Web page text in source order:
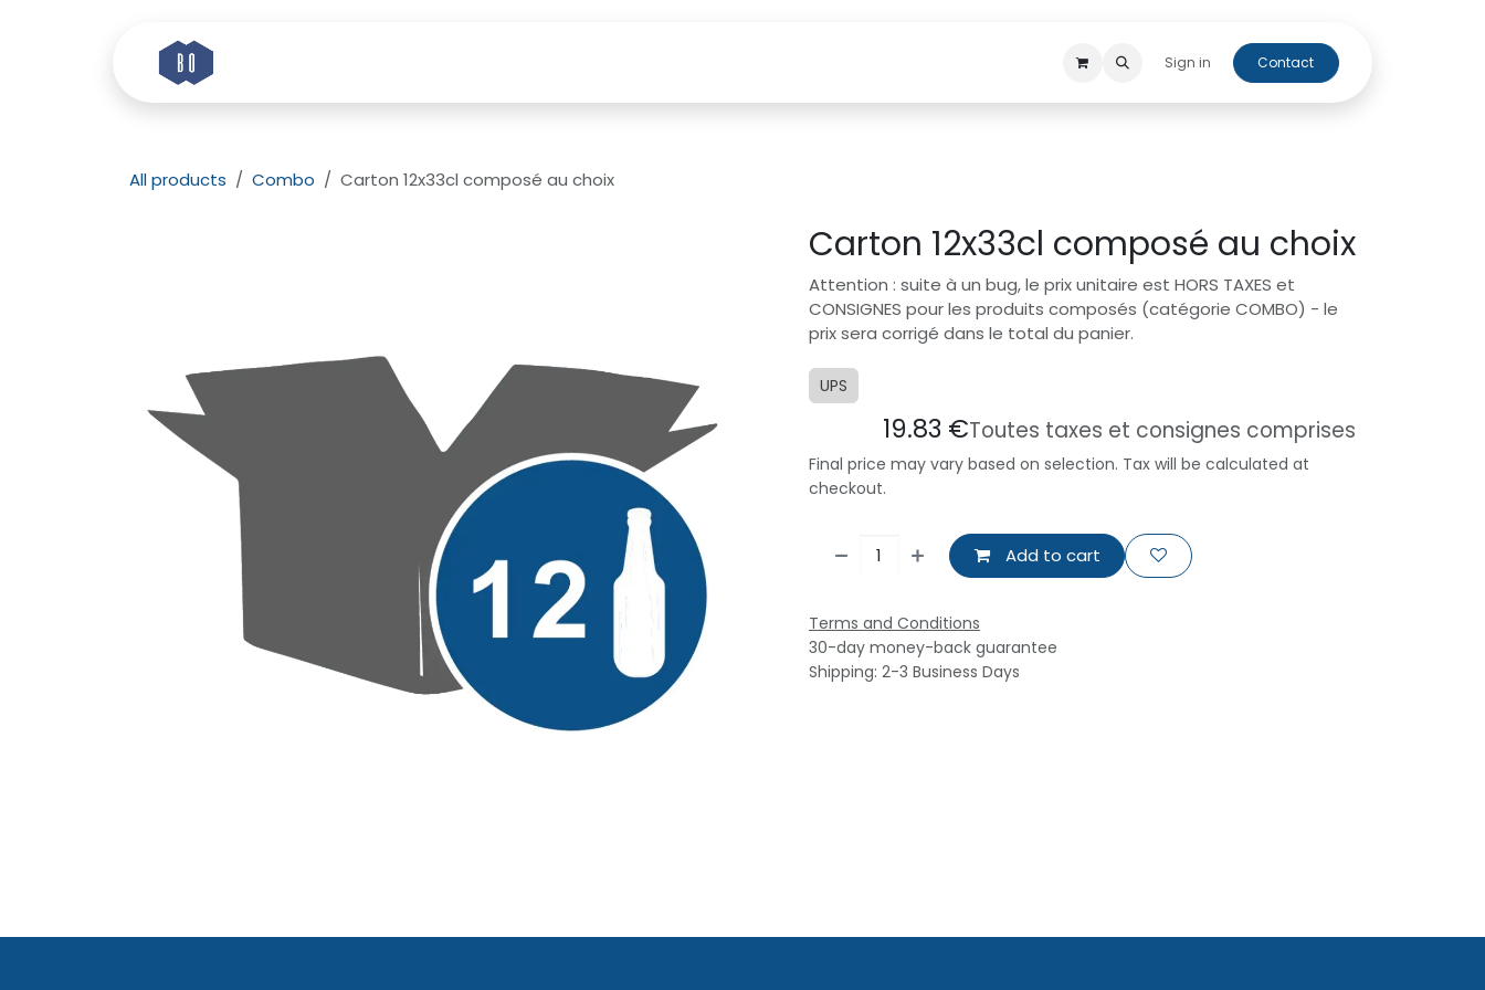
Cap'Orne Sign in Contact
All products Combo Carton 12x33cl composé au choix
Carton 12x33cl composé au choix
Attention : suite à un bug, le prix unitaire est HORS TAXES et
CONSIGNES pour les produits composés (catégorie COMBO) - le
prix sera corrigé dans le total du panier.
UPS
19.83 €Toutes taxes et consignes comprises
Final price may vary based on selection. Tax will be calculated at
checkout.
Add to cart
Terms and Conditions
30-day money-back guarantee
Shipping: 2-3 Business Days